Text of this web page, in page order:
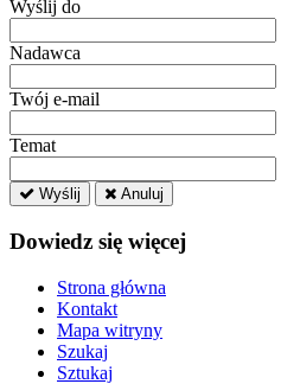
Wyślij do
Nadawca
Twój e-mail
Temat
Wyślij Anuluj
Dowiedz się więcej
Strona główna
Kontakt
Mapa witryny
Szukaj
Sztukaj